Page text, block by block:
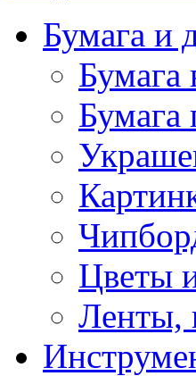
Бумага и
Бумага
Бумага
Цветы
Ленты,